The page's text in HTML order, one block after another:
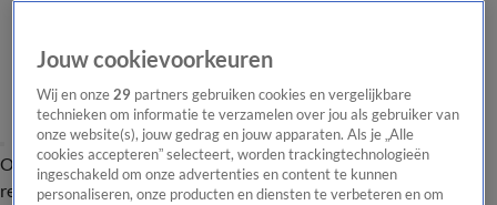
Overzicht Laatste nieuws Regionieuws Het beste van Hart
Tip de
redactie
Jouw cookievoorkeuren
Wij en onze29 partners gebruiken cookies en vergelijkbare
technieken om informatie te verzamelen over jou als gebruiker van
onze website(s), jouw gedrag en jouw apparaten. Als je „Alle
cookies accepteren” selecteert, worden trackingtechnologieën
ingeschakeld om onze advertenties en content te kunnen
personaliseren, onze producten en diensten te verbeteren en om